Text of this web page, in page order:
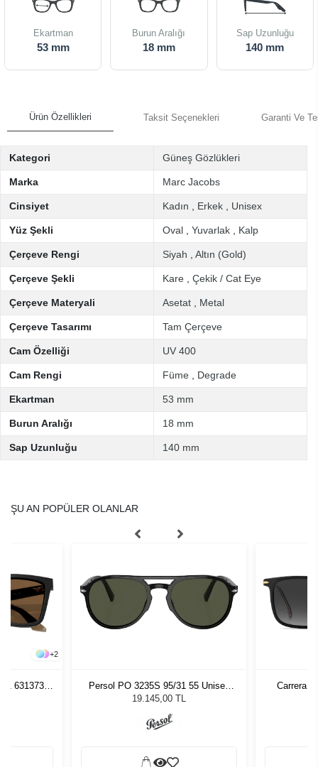
Ekartman
53 mm
Burun Aralığı
18 mm
Sap Uzunluğu
140 mm
Ürün Özellikleri Taksit Seçenekleri Garanti Ve
Kategori Güneş Gözlükleri
Marka Marc Jacobs
Cinsiyet Kadın Erkek Unisex
Yüz Şekli Oval Yuvarlak Kalp
Çerçeve Rengi Siyah Altın (Gold)
Çerçeve Şekli Kare Çekik / Cat Eye
Çerçeve Materyali Asetat Metal
Çerçeve Tasarımı Tam Çerçeve
Cam Özelliği UV 400
Cam Rengi Füme Degrade
Ekartman 53 mm
Burun Aralığı 18 mm
Sap Uzunluğu 140 mm
ŞU AN POPÜLER OLANLAR
+2
631373
Persol PO 3235S 95/31 55 Unisex
Güneş Gözlüğü
19.145,00 TL
Carrera